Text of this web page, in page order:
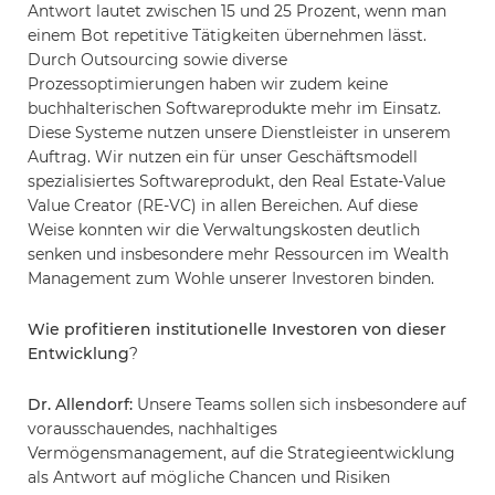
Antwort lautet zwischen 15 und 25 Prozent, wenn man
einem Bot repetitive Tätigkeiten übernehmen lässt.
Durch Outsourcing sowie diverse
Prozessoptimierungen haben wir zudem keine
buchhalterischen Softwareprodukte mehr im Einsatz.
Diese Systeme nutzen unsere Dienstleister in unserem
Auftrag. Wir nutzen ein für unser Geschäftsmodell
spezialisiertes Softwareprodukt, den Real Estate-Value
Value Creator (RE-VC) in allen Bereichen. Auf diese
Weise konnten wir die Verwaltungskosten deutlich
senken und insbesondere mehr Ressourcen im Wealth
Management zum Wohle unserer Investoren binden.
Wie profitieren institutionelle Investoren von dieser
Entwicklung?
Dr. Allendorf: Unsere Teams sollen sich insbesondere auf
vorausschauendes, nachhaltiges
Vermögensmanagement, auf die Strategieentwicklung
als Antwort auf mögliche Chancen und Risiken